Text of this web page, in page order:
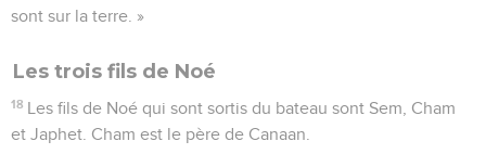
sont sur la terre. »
Les trois fils de Noé
18 Les fils de Noé qui sont sortis du bateau sont Sem, Cham
et Japhet. Cham est le père de Canaan.